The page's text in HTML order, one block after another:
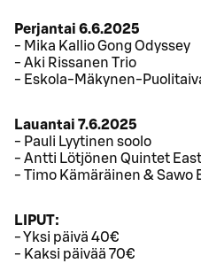
Perjantai 6.6.2025
- Mika Kallio Gong Odyssey
- Aki Rissanen Trio
- Eskola-Mäkynen-
Lauantai 7.6.2025
- Pauli Lyytinen soolo
- Antti Lötjönen Quintet East
- Timo Kämäräinen & Sawo
LIPUT:
- Yksi päivä 40€
- Kaksi päivää 70€